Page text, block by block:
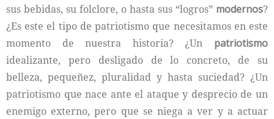
sus bebidas, su folclore, o hasta sus “logros” modernos?
¿Es este el tipo de patriotismo que necesitamos en este
momento de nuestra historia? ¿Un patriotismo
idealizante, pero desligado de lo concreto, de su
belleza, pequeñez, pluralidad y hasta suciedad? ¿Un
patriotismo que nace ante el ataque y desprecio de un
enemigo externo, pero que se niega a ver y a actuar